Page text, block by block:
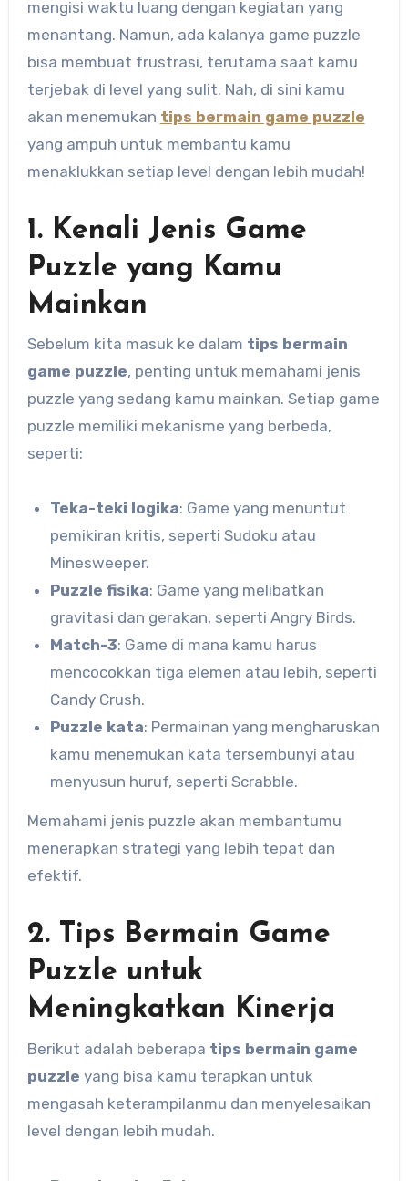
mengisi waktu luang dengan kegiatan yang
menantang. Namun, ada kalanya game puzzle
bisa membuat frustrasi, terutama saat kamu
terjebak di level yang sulit. Nah, di sini kamu
akan menemukan tips bermain game puzzle
yang ampuh untuk membantu kamu
menaklukkan setiap level dengan lebih mudah!
1. Kenali Jenis Game
Puzzle yang Kamu
Mainkan
Sebelum kita masuk ke dalam tips bermain
game puzzle, penting untuk memahami jenis
puzzle yang sedang kamu mainkan. Setiap game
puzzle memiliki mekanisme yang berbeda,
seperti:
Teka-teki logika: Game yang menuntut
pemikiran kritis, seperti Sudoku atau
Minesweeper.
Puzzle fisika: Game yang melibatkan
gravitasi dan gerakan, seperti Angry Birds.
Match-3: Game di mana kamu harus
mencocokkan tiga elemen atau lebih, seperti
Candy Crush.
Puzzle kata: Permainan yang mengharuskan
kamu menemukan kata tersembunyi atau
menyusun huruf, seperti Scrabble.
Memahami jenis puzzle akan membantumu
menerapkan strategi yang lebih tepat dan
efektif.
2. Tips Bermain Game
Puzzle untuk
Meningkatkan Kinerja
Berikut adalah beberapa tips bermain game
puzzle yang bisa kamu terapkan untuk
mengasah keterampilanmu dan menyelesaikan
level dengan lebih mudah.